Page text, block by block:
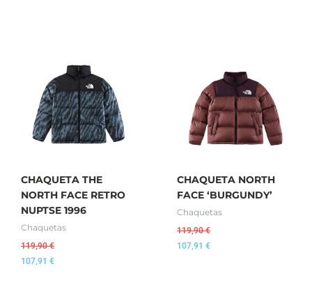
CHAQUETA THE
NORTH FACE RETRO
NUPTSE 1996
Chaquetas
119,90€
107,91 €
CHAQUETA NORTH
FACE ‘BURGUNDY’
Chaquetas
119,90€
107,91 €